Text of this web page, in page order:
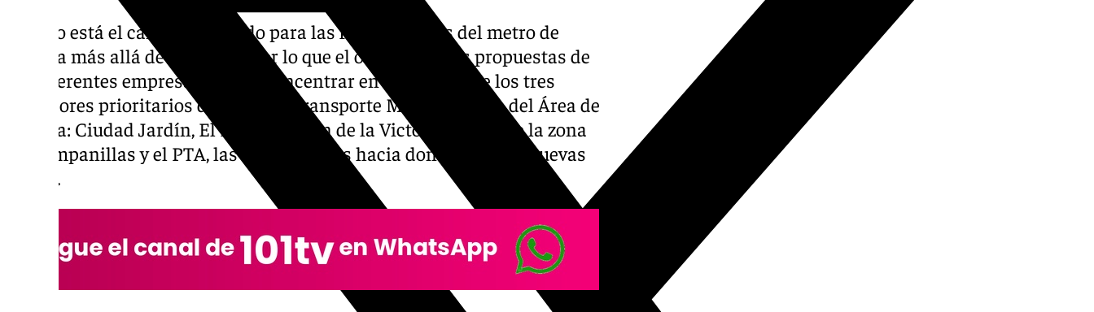
Aún no está el camino marcado para las futuras líneas del metro de
Málaga más allá de la línea 2, por lo que el objetivo de las propuestas de
las diferentes empresas se va a concentrar en el análisis de los tres
corredores prioritarios del plan de Transporte Metropolitano del Área de
Málaga: Ciudad Jardín, El Palo y Rincón de la Victoria, así como la zona
de Campanillas y el PTA, las tres opciones hacia donde irán las nuevas
líneas.